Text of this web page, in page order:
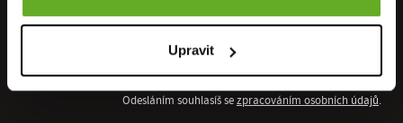
Upravit
Odesláním souhlasíš sezpracováním osobních údajů.